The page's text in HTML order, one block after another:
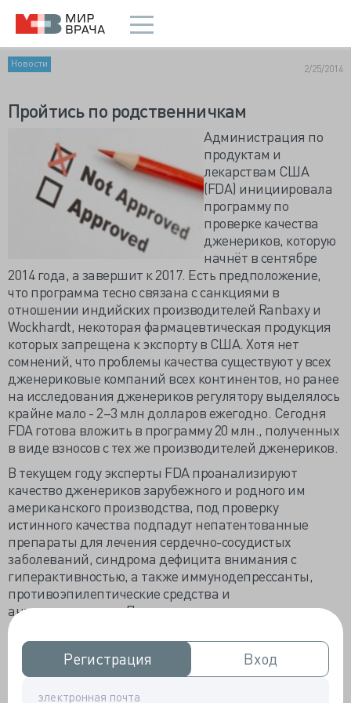
Регистрация
Регистрация Вход
Вход
Новости 2/25/2014
Пройтись по родственничкам
Администрация по
продуктам и
лекарствам США
(FDA) инициировала
программу по
проверке качества
дженериков, которую
начнёт в сентябре
2014 года, а завершит к 2017. Есть предположение,
что программа тесно связана с санкциями в
отношении индийских производителей Ranbaxy и
Wockhardt, некоторая фармацевтическая продукция
которых запрещена к экспорту в США. Хотя нет
сомнений, что проблемы качества существуют у всех
дженериковые компаний всех континентов, но ранее
на исследования дженериков регулятору выделялось
крайне мало - 2–3 млн долларов ежегодно. Сегодня
FDA готова вложить в программу 20 млн., полученных
в виде взносов с тех же производителей дженериков.
В текущем году эксперты FDA проанализируют
качество дженериков зарубежного и родного им
американского производства, под проверку
истинного качества подпадут непатентованные
препараты для лечения сердечно-сосудистых
заболеваний, синдрома дефицита внимания с
гиперактивностью, а также иммунодепрессанты,
противоэпилептические средства и
антидепрессанты. Первостепенная задача -
выяснить степень влияния на эффективность и
токсичность дженерических препаратов
своеобразного, отличного от оригинального,
механизма абсорбции, неактивных
фармацевтических ингредиентов, и даже упаковки.